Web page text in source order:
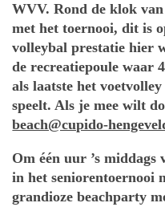
WVV. Rond de klok
met het toernooi, dit is
volleybal prestatie hier
de recreatiepoule waar
als laatste het
speelt. Als je mee wilt
beach@cupido-
Om één uur ’s
in het seniorentoernooi
grandioze beachparty